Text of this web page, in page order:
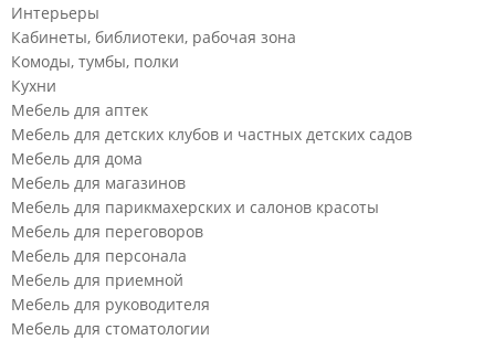
Интерьеры
Кабинеты, библиотеки, рабочая зона
Комоды, тумбы, полки
Кухни
Мебель для аптек
Мебель для детских клубов и частных детских садов
Мебель для дома
Мебель для магазинов
Мебель для парикмахерских и салонов красоты
Мебель для переговоров
Мебель для персонала
Мебель для приемной
Мебель для руководителя
Мебель для стоматологии